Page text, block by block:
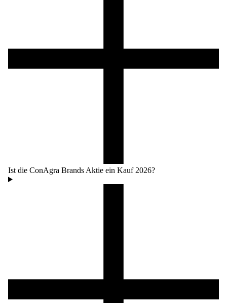
Ist die ConAgra Brands Aktie ein Kauf 2026?